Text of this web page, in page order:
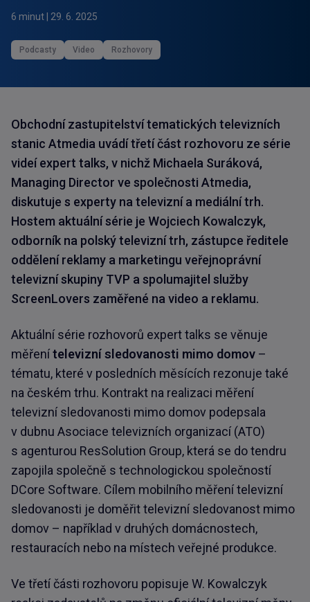
6 minut 29. 6. 2025
Podcasty Video Rozhovory
Obchodní zastupitelství tematických televizních
stanic Atmedia uvádí třetí část rozhovoru ze série
videí expert talks, v nichž Michaela Suráková,
Managing Director ve společnosti Atmedia,
diskutuje s experty na televizní a mediální trh.
Hostem aktuální série je Wojciech Kowalczyk,
odborník na polský televizní trh, zástupce ředitele
oddělení reklamy a marketingu veřejnoprávní
televizní skupiny TVP a spolumajitel služby
ScreenLovers zaměřené na video a reklamu.
Aktuální série rozhovorů expert talks se věnuje
měřenítelevizní sledovanosti mimo domov –
tématu, které v posledních měsících rezonuje také
na českém trhu. Kontrakt na realizaci měření
televizní sledovanosti mimo domov podepsala
v dubnu Asociace televizních organizací (ATO)
s agenturou ResSolution Group, která se do tendru
zapojila společně s technologickou společností
DCore Software. Cílem mobilního měření televizní
sledovanosti je doměřit televizní sledovanost mimo
domov – například v druhých domácnostech,
restauracích nebo na místech veřejné produkce.
Ve třetí části rozhovoru popisuje W. Kowalczyk